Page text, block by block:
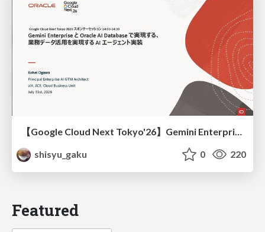
【Google Cloud Next Tokyo'26】Gemini Enterprise と Oracle AI Database で実現する、 業務データ活用を実現する AI エージェント実装
shisyu_gaku
0 220
Featured